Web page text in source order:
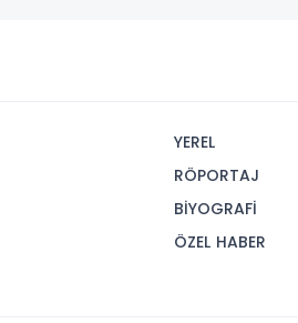
YEREL
RÖPORTAJ
BİYOGRAFİ
ÖZEL HABER